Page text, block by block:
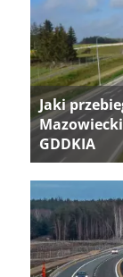
Jaki
GDDKIA